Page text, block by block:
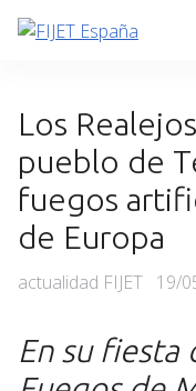
Skip
Los
pueblo de
fuegos
de Europa
Categories
actualidad FIJET 19/
En su fiesta